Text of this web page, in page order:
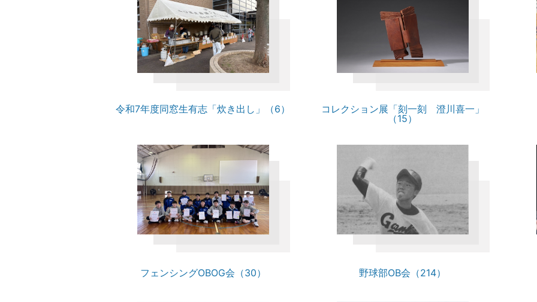
令和7年度同窓生有志「炊き出し」（6）
コレクション展「刻一刻 澄川喜一」
（15）
フェンシングOBOG会（30） 野球部OB会（214）